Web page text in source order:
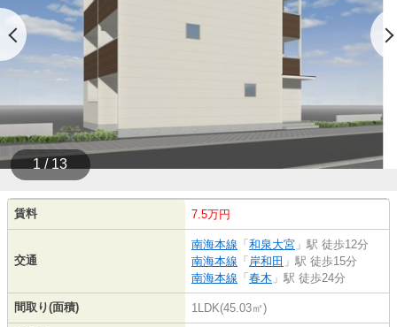
1 / 13
賃料 7.5万円
交通
南海本線 「 和泉大宮 」駅 徒歩12分
南海本線 「 岸和田 」駅 徒歩15分
南海本線 「 春木 」駅 徒歩24分
間取り(面積) 1LDK(45.03㎡)